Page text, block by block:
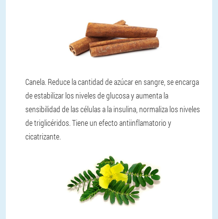
Canela. Reduce la cantidad de azúcar en sangre, se encarga
de estabilizar los niveles de glucosa y aumenta la
sensibilidad de las células a la insulina, normaliza los niveles
de triglicéridos. Tiene un efecto antiinflamatorio y
cicatrizante.